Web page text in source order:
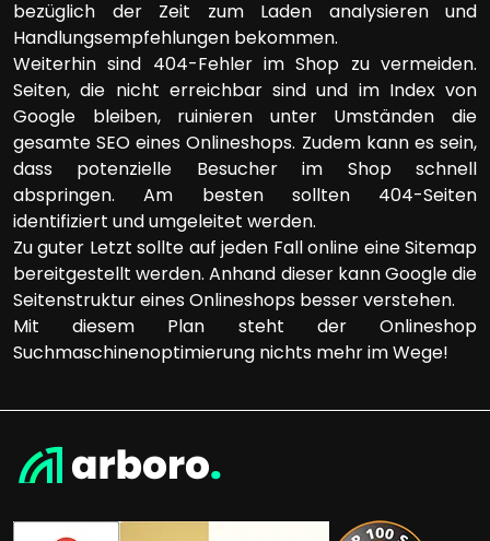
bezüglich der Zeit zum Laden analysieren und
Handlungsempfehlungen bekommen.
Weiterhin sind 404-Fehler im Shop zu vermeiden.
Seiten, die nicht erreichbar sind und im Index von
Google bleiben, ruinieren unter Umständen die
gesamte SEO eines Onlineshops. Zudem kann es sein,
dass potenzielle Besucher im Shop schnell
abspringen. Am besten sollten 404-Seiten
identifiziert und umgeleitet werden.
Zu guter Letzt sollte auf jeden Fall online eine Sitemap
bereitgestellt werden. Anhand dieser kann Google die
Seitenstruktur eines Onlineshops besser verstehen.
Mit diesem Plan steht der Onlineshop
Suchmaschinenoptimierung nichts mehr im Wege!